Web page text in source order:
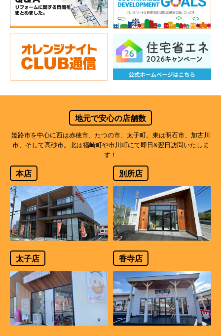
地元で安心の店舗数
姫路市を中心に西は赤穂市、たつの市、太子町。東は明石市、加古川
市、そして高砂市。北は福崎町や市川町にて即日&翌日訪問いたしま
す！
本店 別所店
太子店 香寺店